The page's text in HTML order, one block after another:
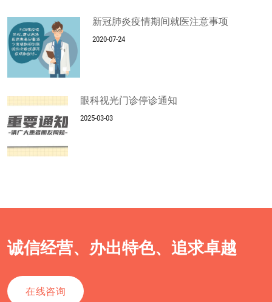
新冠肺炎疫情期间就医注意事项
2020-07-24
眼科视光门诊停诊通知
2025-03-03
诚信经营、办出特色、追求卓越
在线咨询